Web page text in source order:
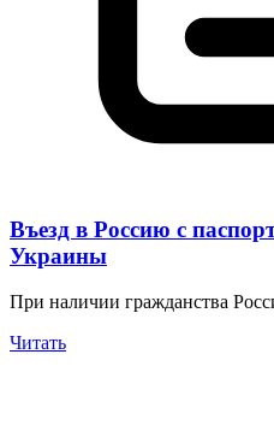
Въезд в Россию с
Украины
При наличии гражданства
Читать